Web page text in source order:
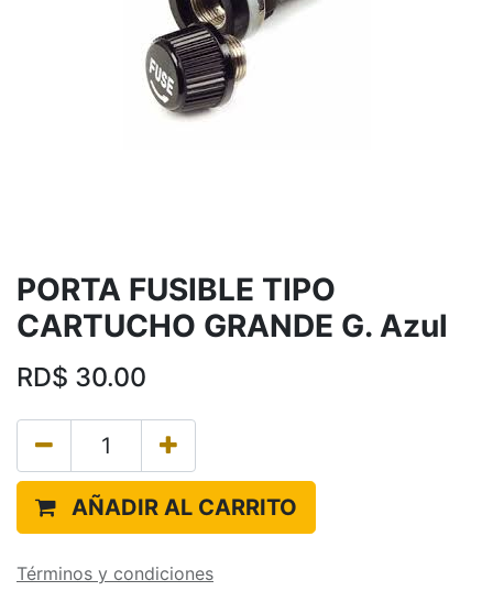
PORTA FUSIBLE TIPO
CARTUCHO GRANDE G. Azul
RD$ 30.00
AÑADIR AL CARRITO
Términos y condiciones